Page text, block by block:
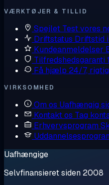
VÆRKTØJER & TILLID
Spejlet Test vores
Driftstatus Driftstid
Kundeanmeldelser
Tilfredshedsgaranti
Få hjælp 24/7,
VIRKSOMHED
Om os Uafhængig
Kontakt os Tag
Erhvervsprogram
Uafhængige
Selvfinansieret siden 2008